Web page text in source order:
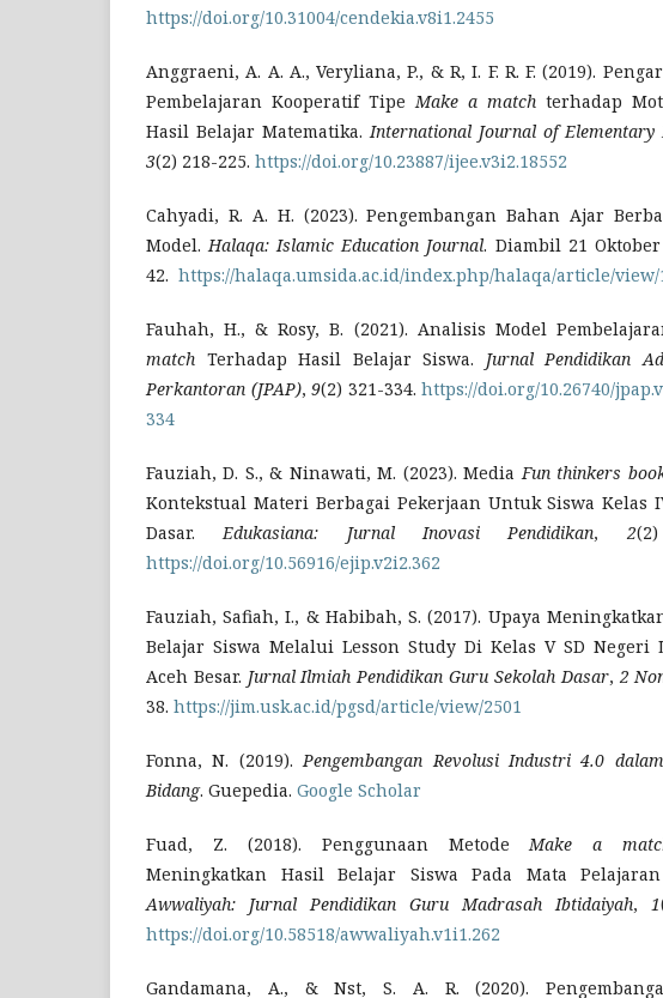
https://doi.org/10.31004/cendekia.v8i1.2455
Anggraeni, A. A. A., Veryliana, P., & R, I. F. R. F. (2019).
Pembelajaran Kooperatif Tipe Make a match terhadap
Hasil Belajar Matematika. International Journal of Elementary
3(2) 218-225. https://doi.org/10.23887/ijee.v3i2.18552
Cahyadi, R. A. H. (2023). Pengembangan Bahan Ajar
Model. Halaqa: Islamic Education Journal. Diambil 21 Oktober
42. https://halaqa.umsida.ac.id/index.php/halaqa/article/view/
Fauhah, H., & Rosy, B. (2021). Analisis Model
match Terhadap Hasil Belajar Siswa. Jurnal Pendidikan
Perkantoran (JPAP), 9(2) 321-334. https://doi.org/10.26740/
334
Fauziah, D. S., & Ninawati, M. (2023). Media Fun thinkers
Kontekstual Materi Berbagai Pekerjaan Untuk Siswa Kelas
Dasar. Edukasiana: Jurnal Inovasi Pendidikan, 2
https://doi.org/10.56916/ejip.v2i2.362
Fauziah, Safiah, I., & Habibah, S. (2017). Upaya
Belajar Siswa Melalui Lesson Study Di Kelas V SD Negeri
Aceh Besar. Jurnal Ilmiah Pendidikan Guru Sekolah Dasar, 2
38. https://jim.usk.ac.id/pgsd/article/view/2501
Fonna, N. (2019). Pengembangan Revolusi Industri 4.0
Bidang. Guepedia. Google Scholar
Fuad, Z. (2018). Penggunaan Metode Make a
Meningkatkan Hasil Belajar Siswa Pada Mata
Awwaliyah: Jurnal Pendidikan Guru Madrasah Ibtidaiyah, 1
https://doi.org/10.58518/awwaliyah.v1i1.262
Gandamana, A., & Nst, S. A. R. (2020).